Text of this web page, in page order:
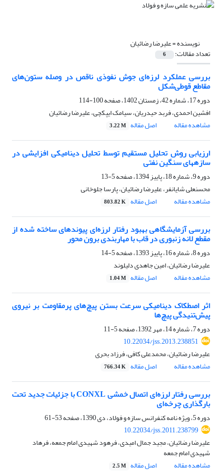
نویسنده =علیرضا رضائیان
تعداد مقالات: 6
بررسی عملکرد لرزه‌ای جوش نفوذی ناقص در وصله ستون‌های
مقاطع قوطی‌شکل
دوره 17، شماره 42، زمستان 1402، صفحه
100-114
افشین احمدی، فربد حیدریان، سیامک ایپکچی، علیرضا رضائیان
مشاهده مقاله
اصل مقاله 3.22 M
ارزیابی روش تحلیل مستقیم توسط تحلیل دینامیکی افزایشی در
سازههای سنگین نفتی
دوره 9، شماره 18، پاییز 1394، صفحه
5-13
محسنعلی شایانفر، علیرضا رضائیان، پارسا جلوخانی
مشاهده مقاله
اصل مقاله 803.82 K
بررسی آزمایشگاهی بهبود رفتار لرزه‌ای پیوندهای ساخته شده از
مقطع لانه زنبوری در قاب با مهاربندی برون محور
دوره 8، شماره 16، پاییز 1393، صفحه
5-14
علیرضا رضائیان، امین جاهدی دلیلوند
مشاهده مقاله
اصل مقاله 1.04 M
اثر اصطکاک دینامیکی سرعت بستن پیچ‌های پرمقاومت بر نیروی
پیش‌تنیدگی پیچ‌ها
دوره 7، شماره 14، مهر 1392، صفحه
5-11
10.22034/jss.2013.238851
علیرضا رضائیان، محمدعلی کافی، فرزاد بحری
مشاهده مقاله
اصل مقاله 766.34 K
بررسی رفتار لرزه‌ای اتصال خمشی CONXL با جزئیات جدید تحت
بارگذاری چرخه‌ای
دوره 5، ویژه نامه کنفرانس سازه و فولاد، دی 1390، صفحه
53-61
10.22034/jss.2011.238799
علیرضا رضائیان، مجید جمال امیدی، فرهود شهیدی امام جمعه، فرهاد
شهیدی امام جمعه
مشاهده مقاله
اصل مقاله 2.5 M